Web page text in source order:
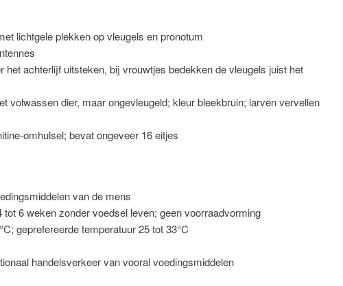
lichtgele plekken op vleugels en pronotum
het achterlijf uitsteken, bij vrouwtjes bedekken de vleugels juist het
volwassen dier, maar ongevleugeld; kleur bleekbruin; larven vervellen
omhulsel; bevat ongeveer 16 eitjes
van de mens
6 weken zonder voedsel leven; geen voorraadvorming
geprefereerde temperatuur 25 tot 33°C
handelsverkeer van vooral voedingsmiddelen